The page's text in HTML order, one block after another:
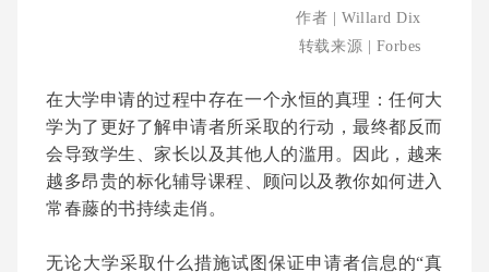
作者 | Willard Dix
转载来源 | Forbes
在大学申请的过程中存在一个永恒的真理：任何大
学为了更好了解申请者所采取的行动，最终都反而
会导致学生、家长以及其他人的滥用。因此，越来
越多昂贵的标化辅导课程、顾问以及教你如何进入
常春藤的书持续走俏。
无论大学采取什么措施试图保证申请者信息的“真